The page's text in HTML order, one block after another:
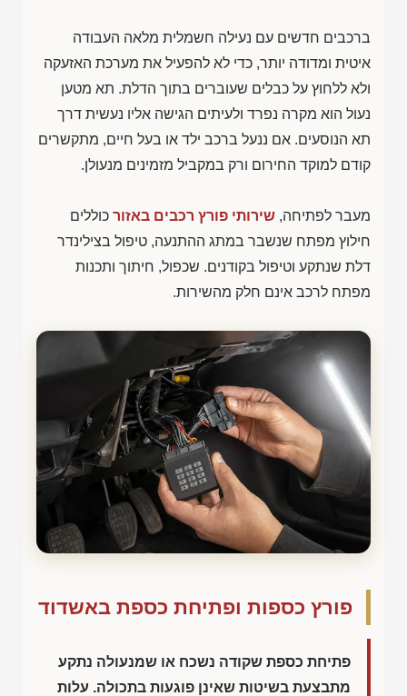
ברכבים חדשים עם נעילה חשמלית מלאה העבודה
איטית ומדודה יותר, כדי לא להפעיל את מערכת האזעקה
ולא ללחוץ על כבלים שעוברים בתוך הדלת. תא מטען
נעול הוא מקרה נפרד ולעיתים הגישה אליו נעשית דרך
תא הנוסעים. אם ננעל ברכב ילד או בעל חיים, מתקשרים
קודם למוקד החירום ורק במקביל מזמינים מנעולן.
מעבר לפתיחה, שירותי פורץ רכבים באזור כוללים
חילוץ מפתח שנשבר במתג ההתנעה, טיפול בצילינדר
דלת שנתקע וטיפול בקודנים. שכפול, חיתוך ותכנות
מפתח לרכב אינם חלק מהשירות.
פורץ כספות ופתיחת כספת באשדוד
פתיחת כספת שקודה נשכח או שמנעולה נתקע
מתבצעת בשיטות שאינן פוגעות בתכולה. עלות